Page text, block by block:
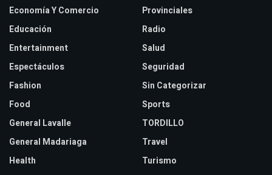
Economía Y Comercio
Educación
Entertainment
Espectáculos
Fashion
Food
General Lavalle
General Madariaga
Health
Provinciales
Radio
Salud
Seguridad
Sin Categorizar
Sports
TORDILLO
Travel
Turismo